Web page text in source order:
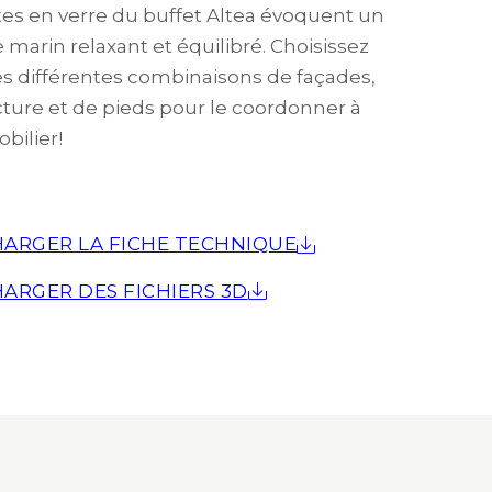
en verre du buffet Altea évoquent un
marin relaxant et équilibré. Choisissez
différentes combinaisons de façades,
et de pieds pour le coordonner à
LA FICHE TECHNIQUE
DES FICHIERS 3D